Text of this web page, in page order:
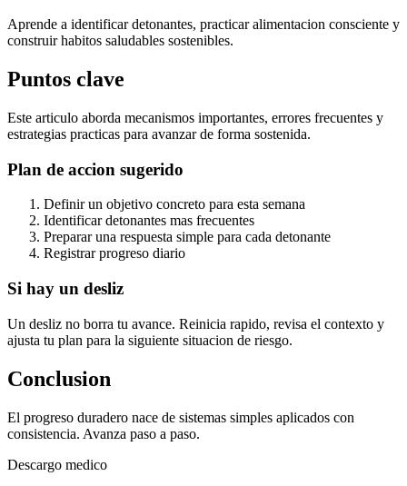
Aprende a identificar detonantes, practicar alimentacion consciente y
construir habitos saludables sostenibles.
Puntos clave
Este articulo aborda mecanismos importantes, errores frecuentes y
estrategias practicas para avanzar de forma sostenida.
Plan de accion sugerido
Definir un objetivo concreto para esta semana
Identificar detonantes mas frecuentes
Preparar una respuesta simple para cada detonante
Registrar progreso diario
Si hay un desliz
Un desliz no borra tu avance. Reinicia rapido, revisa el contexto y
ajusta tu plan para la siguiente situacion de riesgo.
Conclusion
El progreso duradero nace de sistemas simples aplicados con
consistencia. Avanza paso a paso.
Descargo medico